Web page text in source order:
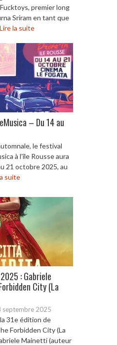
premier long
Sriram en tant que
Lire la suite
– Du 14 au
le festival
à l’île Rousse aura
21 octobre 2025, au
suite
: Gabriele
City (La
septembre 2025
31e édition de
Forbidden City (La
Mainetti (auteur